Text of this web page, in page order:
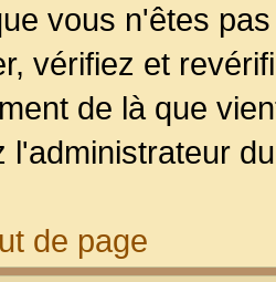
vous n'êtes
vérifiez et
de là que
l'administrateur
de page